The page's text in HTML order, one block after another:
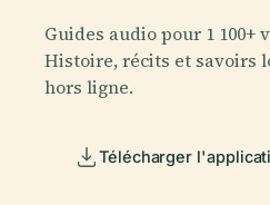
Guides audio pour 1 100+
Histoire, récits et savoirs
hors ligne.
Télécharger